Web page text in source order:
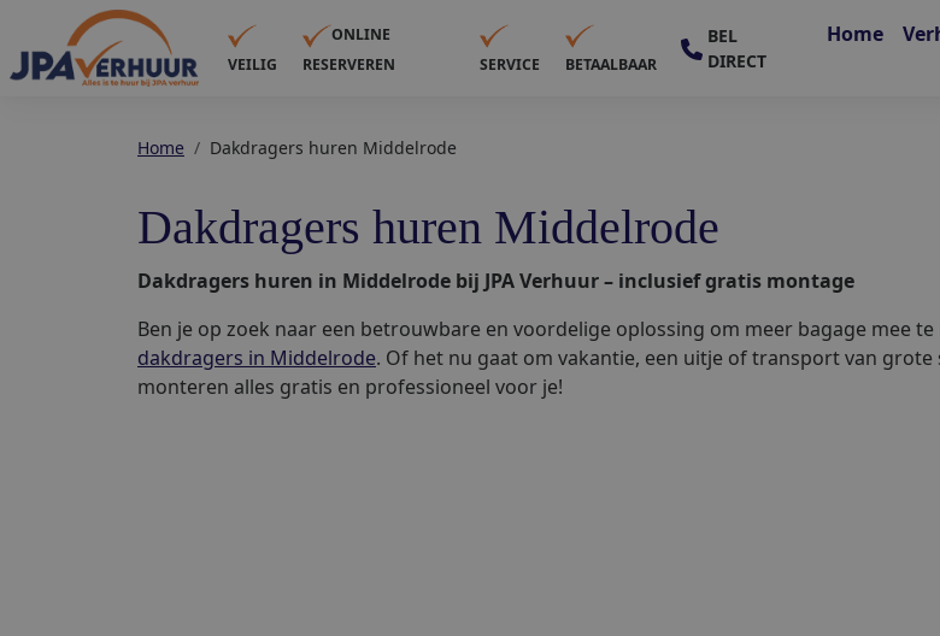
VEILIG
ONLINE
RESERVEREN
SERVICE BETAALBAAR
BEL
DIRECT
Home
Home Dakdragers huren Middelrode
Dakdragers huren Middelrode
Dakdragers huren in Middelrode bij JPA Verhuur – inclusief gratis montage
Ben je op zoek naar een betrouwbare en voordelige oplossing om meer bagage mee te
dakdragers in Middelrode. Of het nu gaat om vakantie, een uitje of transport van
monteren alles gratis en professioneel voor je!